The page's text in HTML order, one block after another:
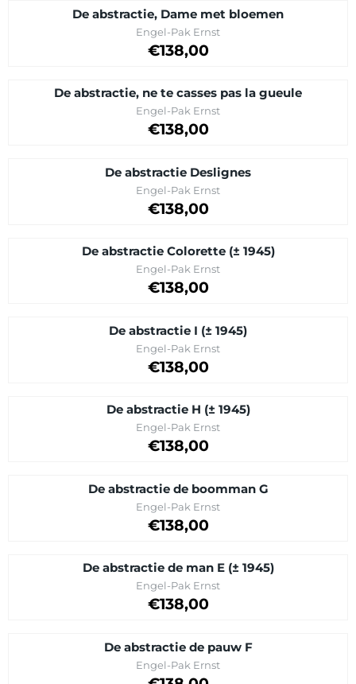
De abstractie, Dame met bloemen
Merk:
Engel-Pak Ernst
Prijs op aanvraag
€138,00
De abstractie, ne te casses pas la gueule
Merk:
Engel-Pak Ernst
Prijs op aanvraag
€138,00
De abstractie Deslignes
Merk:
Engel-Pak Ernst
Prijs op aanvraag
€138,00
De abstractie Colorette (± 1945)
Merk:
Engel-Pak Ernst
Prijs: 138,00
€138,00
De abstractie I (± 1945)
Merk:
Engel-Pak Ernst
Prijs op aanvraag
€138,00
De abstractie H (± 1945)
Merk:
Engel-Pak Ernst
Prijs op aanvraag
€138,00
De abstractie de boomman G
Merk:
Engel-Pak Ernst
Prijs op aanvraag
€138,00
De abstractie de man E (± 1945)
Merk:
Engel-Pak Ernst
Prijs op aanvraag
€138,00
De abstractie de pauw F
Merk:
Engel-Pak Ernst
Prijs op aanvraag